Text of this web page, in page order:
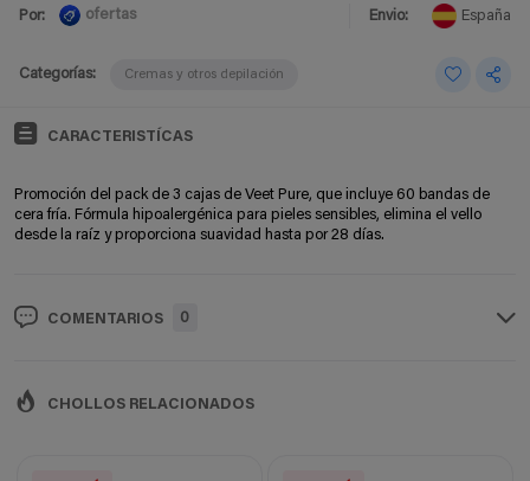
Por: ofertas Envio: España
Categorías: Cremas y otros depilación
CARACTERISTÍCAS
Promoción del pack de 3 cajas de Veet Pure, que incluye 60 bandas de
cera fría. Fórmula hipoalergénica para pieles sensibles, elimina el vello
desde la raíz y proporciona suavidad hasta por 28 días.
COMENTARIOS 0
CHOLLOS RELACIONADOS